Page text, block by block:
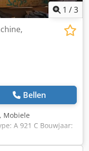
1 /3
Bellen
, Mobiele
A 921 C Bouwjaar:
18.000 kg
ca.